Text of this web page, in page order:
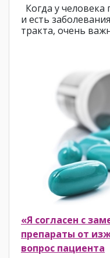
Когда у
и есть
тракта, очень
«Я согласен с
препараты от
вопрос пациента